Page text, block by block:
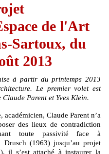
de l'Art
Sartoux, du
2013
à partir du printemps 2013
Le premier volet est
Parent et Yves Klein.
des lieux de contradiction
toute passivité face à
Drusch (1963) jusqu’au projet
il s’est attaché à instaurer la